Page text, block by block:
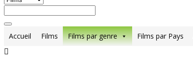
Accueil Films Films par genre Films par Pays